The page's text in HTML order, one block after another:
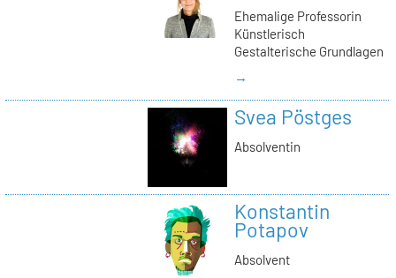
Ehemalige Professorin
Künstlerisch
Gestalterische Grundlagen
→
Svea Pöstges
Absolventin
Konstantin
Potapov
Absolvent